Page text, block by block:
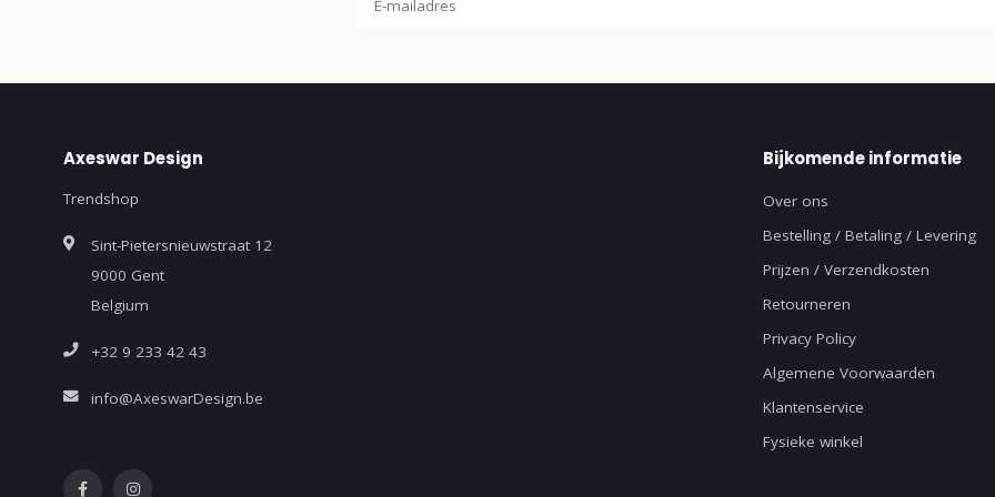
Axeswar Design
Trendshop
Sint-Pietersnieuwstraat 12
9000 Gent
Belgium
+32 9 233 42 43
info@AxeswarDesign.be
Bijkomende informatie
Over ons
Bestelling / Betaling / Levering
Prijzen / Verzendkosten
Retourneren
Privacy Policy
Algemene Voorwaarden
Klantenservice
Fysieke winkel